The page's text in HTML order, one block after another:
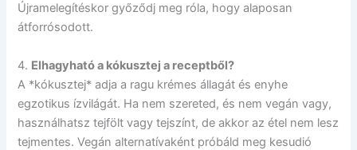
Újramelegítéskor győződj meg róla, hogy alaposan
átforrósodott.
4. Elhagyható a kókusztej a receptből?
A *kókusztej* adja a ragu krémes állagát és enyhe
egzotikus ízvilágát. Ha nem szereted, és nem vegán vagy,
használhatsz tejfölt vagy tejszínt, de akkor az étel nem lesz
tejmentes. Vegán alternatívaként próbáld meg kesudió